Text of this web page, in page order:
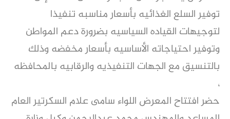
توفير السلع الغذائيه بأسعار مناسبه تنفيذا
لتوجيهات القياده السياسيه بضرورة دعم المواطن
وتوفير احتياجاته الأساسيه بأسعار مخفضه وذلك
بالتنسيق مع الجهات التنفيذيه والرقابيه بالمحافظه
،
حضر افتتاح المعرض اللواء سامى علام السكرتير العام